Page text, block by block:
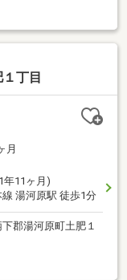
丁目
月
年11ヶ月)
線 湯河原駅 徒歩1分
郡湯河原町土肥１